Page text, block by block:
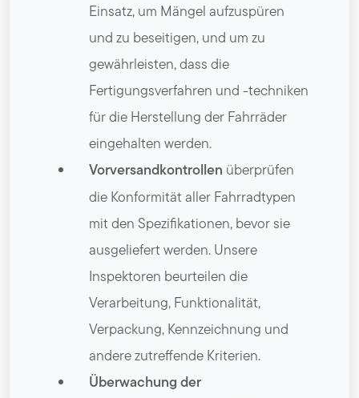
Einsatz, um Mängel aufzuspüren
und zu beseitigen, und um zu
gewährleisten, dass die
Fertigungsverfahren und -techniken
für die Herstellung der Fahrräder
eingehalten werden.
Vorversandkontrollen überprüfen
die Konformität aller Fahrradtypen
mit den Spezifikationen, bevor sie
ausgeliefert werden. Unsere
Inspektoren beurteilen die
Verarbeitung, Funktionalität,
Verpackung, Kennzeichnung und
andere zutreffende Kriterien.
Überwachung der